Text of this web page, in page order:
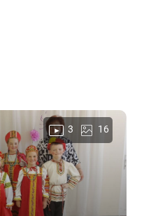
3 16